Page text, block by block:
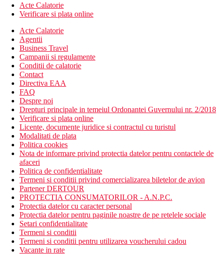
Acte Calatorie
Verificare si plata online
Acte Calatorie
Agentii
Business Travel
Campanii si regulamente
Conditii de calatorie
Contact
Directiva EAA
FAQ
Despre noi
Drepturi principale in temeiul Ordonantei Guvernului nr. 2/2018
Verificare si plata online
Licente, documente juridice si contractul cu turistul
Modalitati de plata
Politica cookies
Nota de informare privind protectia datelor pentru contactele de
afaceri
Politica de confidentialitate
Termeni si conditii privind comercializarea biletelor de avion
Partener DERTOUR
PROTECTIA CONSUMATORILOR - A.N.P.C.
Protectia datelor cu caracter personal
Protectia datelor pentru paginile noastre de pe retelele sociale
Setari confidentialitate
Termeni si conditii
Termeni si conditii pentru utilizarea voucherului cadou
Vacante in rate